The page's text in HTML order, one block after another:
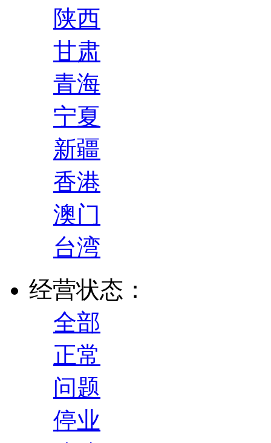
陕西
甘肃
青海
宁夏
新疆
香港
澳门
台湾
经营状态：
全部
正常
问题
停业